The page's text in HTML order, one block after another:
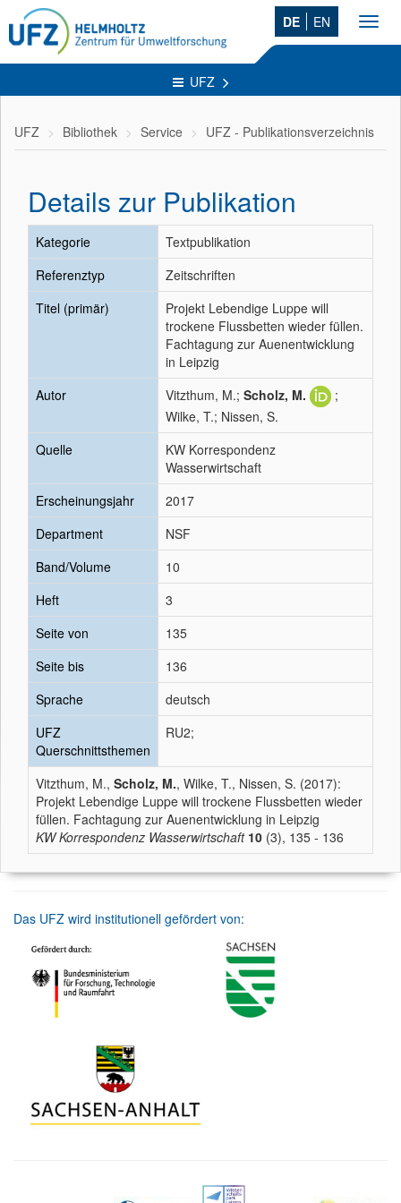
DE EN
UFZ
UFZ Bibliothek Service UFZ - Publikationsverzeichnis
Details zur Publikation
Kategorie
Textpublikation
Referenztyp
Zeitschriften
Titel (primär)
Projekt Lebendige Luppe will
trockene Flussbetten wieder füllen.
Fachtagung zur Auenentwicklung
in Leipzig
Autor
Vitzthum, M.; Scholz, M.
;
Wilke, T.; Nissen, S.
Quelle
KW Korrespondenz
Wasserwirtschaft
Erscheinungsjahr
2017
Department
NSF
Band/Volume
10
Heft
3
Seite von
135
Seite bis
136
Sprache
deutsch
UFZ
Querschnittsthemen
RU2;
Vitzthum, M., Scholz, M., Wilke, T., Nissen, S. (2017):
Projekt Lebendige Luppe will trockene Flussbetten wieder
füllen. Fachtagung zur Auenentwicklung in Leipzig
KW Korrespondenz Wasserwirtschaft 10 (3), 135 - 136
Das UFZ wird institutionell gefördert von: